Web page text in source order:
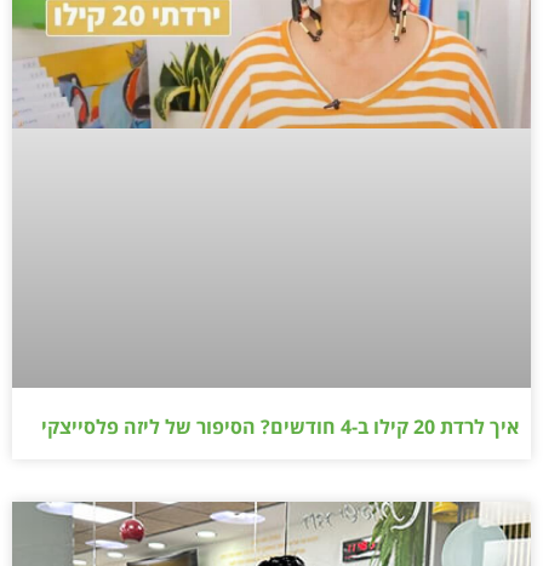
איך לרדת 20 קילו ב-4 חודשים? הסיפור של ליזה פלסייצקי